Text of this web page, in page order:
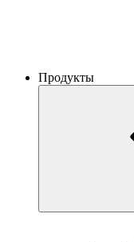
Продукты